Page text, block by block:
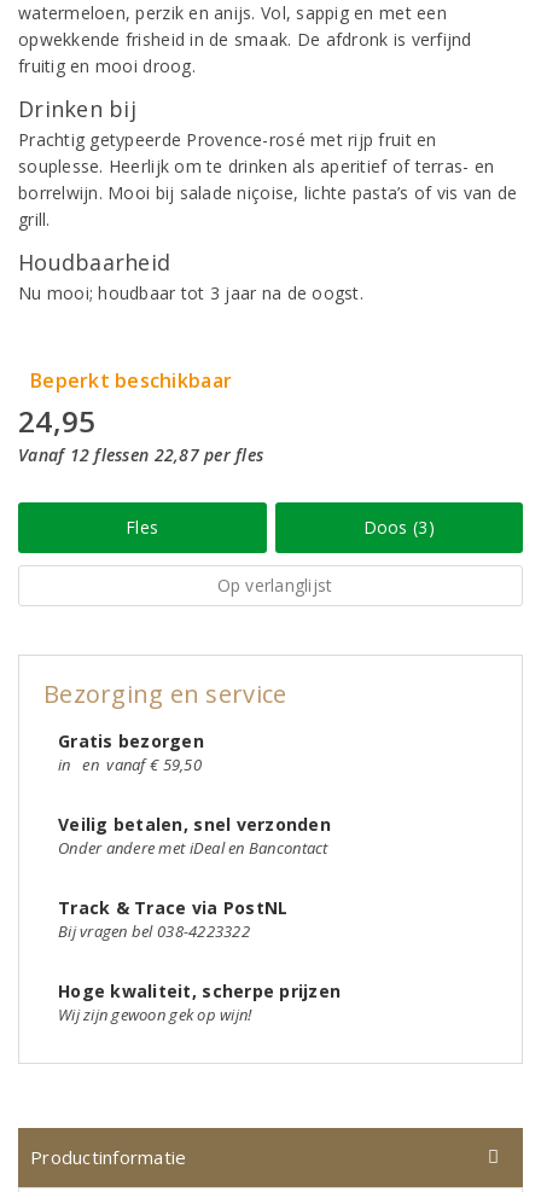
watermeloen, perzik en anijs. Vol, sappig en met een
opwekkende frisheid in de smaak. De afdronk is verfijnd
fruitig en mooi droog.
Drinken bij
Prachtig getypeerde Provence-rosé met rijp fruit en
souplesse. Heerlijk om te drinken als aperitief of terras- en
borrelwijn. Mooi bij salade niçoise, lichte pasta’s of vis van de
grill.
Houdbaarheid
Nu mooi; houdbaar tot 3 jaar na de oogst.
Beperkt beschikbaar
24,95
Vanaf 12 flessen 22,87 per fles
Fles Doos (3)
Op verlanglijst
Bezorging en service
Gratis bezorgen
in en vanaf € 59,50
Veilig betalen, snel verzonden
Onder andere met iDeal en Bancontact
Track & Trace via PostNL
Bij vragen bel 038-4223322
Hoge kwaliteit, scherpe prijzen
Wij zijn gewoon gek op wijn!
Productinformatie